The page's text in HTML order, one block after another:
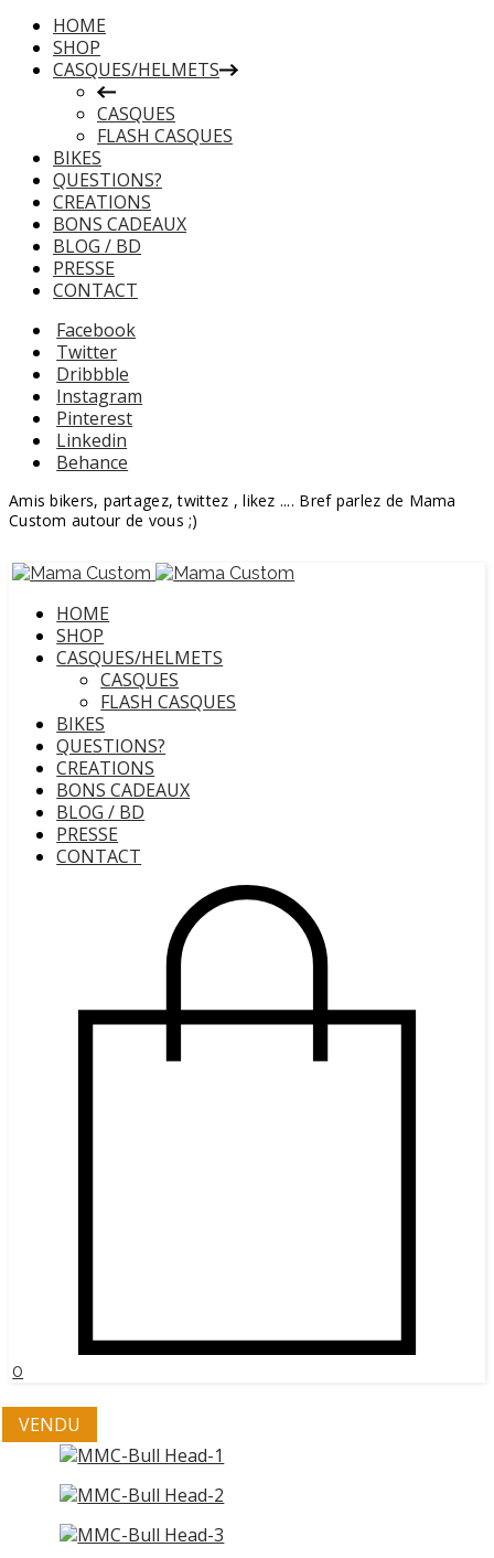
HOME
SHOP
CASQUES/HELMETS
CASQUES
FLASH CASQUES
BIKES
QUESTIONS?
CREATIONS
BONS CADEAUX
BLOG / BD
PRESSE
CONTACT
Facebook
Twitter
Dribbble
Instagram
Pinterest
Linkedin
Behance
Amis bikers, partagez, twittez , likez .... Bref parlez de Mama
Custom autour de vous ;)
HOME
SHOP
CASQUES/HELMETS
CASQUES
FLASH CASQUES
BIKES
QUESTIONS?
CREATIONS
BONS CADEAUX
BLOG / BD
PRESSE
CONTACT
0
VENDU